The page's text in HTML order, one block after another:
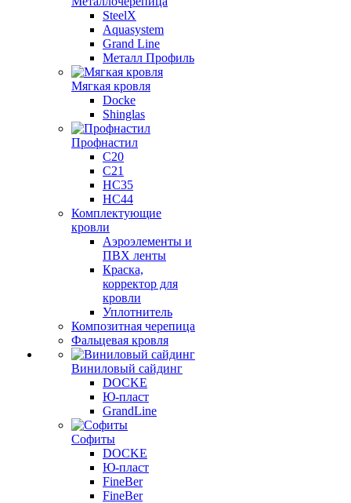
SteelX
Aquasystem
Grand Line
Металл Профиль
Мягкая кровля
Docke
Shinglas
Профнастил
C20
C21
НС35
НС44
Комплектующие
кровли
Аэроэлементы и
ПВХ ленты
Краска,
корректор для
кровли
Уплотнитель
Композитная черепица
Фальцевая кровля
Виниловый сайдинг
DOCKE
Ю-пласт
GrandLine
Софиты
DOCKE
Ю-пласт
FineBer
FineBer